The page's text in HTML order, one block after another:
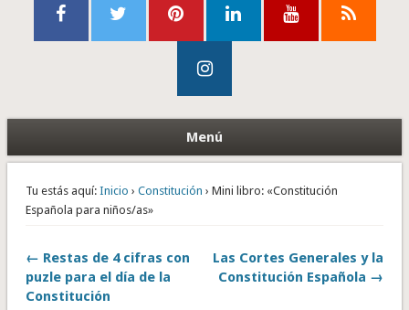
Menú
Tu estás aquí: Inicio › Constitución › Mini libro: «Constitución
Española para niños/as»
← Restas de 4 cifras con
puzle para el día de la
Constitución
Las Cortes Generales y la
Constitución Española →